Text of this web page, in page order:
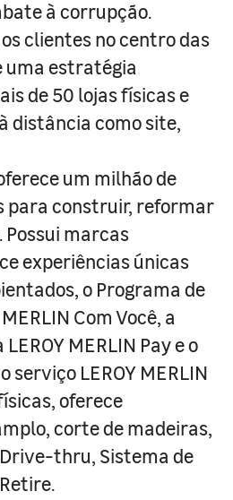
à corrupção.
clientes no centro das
uma estratégia
de 50 lojas físicas e
distância como site,
um milhão de
para construir, reformar
Possui marcas
experiências únicas
o Programa de
Com Você, a
MERLIN Pay e o
serviço LEROY MERLIN
oferece
corte de madeiras,
thru, Sistema de